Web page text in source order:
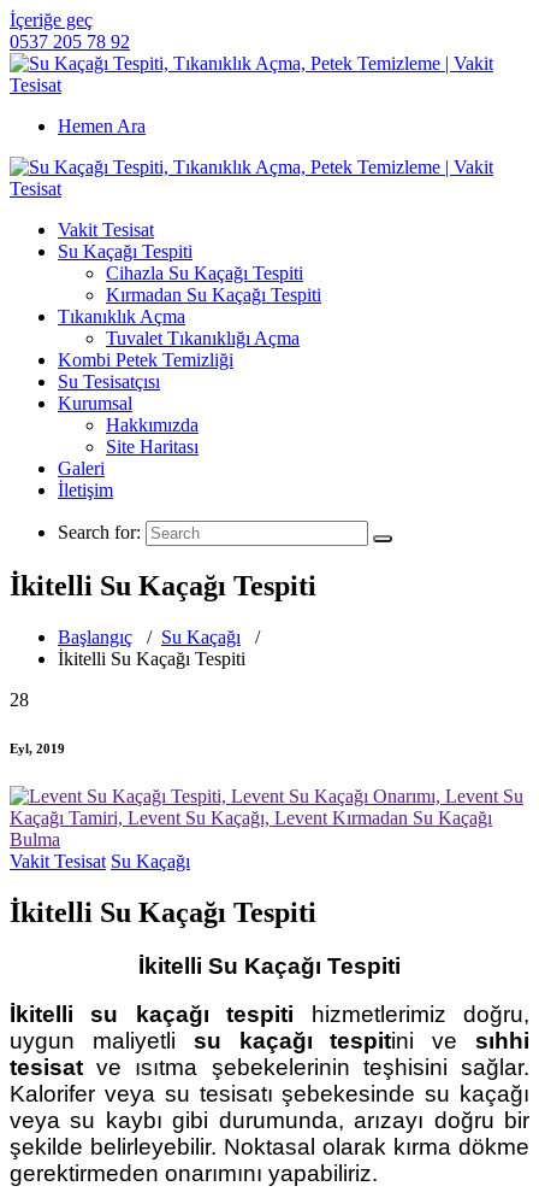
İçeriğe geç
0537 205 78 92
Hemen Ara
Vakit Tesisat
Su Kaçağı Tespiti
Cihazla Su Kaçağı Tespiti
Kırmadan Su Kaçağı Tespiti
Tıkanıklık Açma
Tuvalet Tıkanıklığı Açma
Kombi Petek Temizliği
Su Tesisatçısı
Kurumsal
Hakkımızda
Site Haritası
Galeri
İletişim
Search for:
İkitelli Su Kaçağı Tespiti
Başlangıç / Su Kaçağı /
İkitelli Su Kaçağı Tespiti
28
Eyl, 2019
Vakit Tesisat Su Kaçağı
İkitelli Su Kaçağı Tespiti
İkitelli Su Kaçağı Tespiti
İkitelli su kaçağı tespiti hizmetlerimiz doğru,
uygun maliyetli su kaçağı tespitini vesıhhi
tesisat ve ısıtma şebekelerinin teşhisini sağlar.
Kalorifer veya su tesisatı şebekesinde su kaçağı
veya su kaybı gibi durumunda, arızayı doğru bir
şekilde belirleyebilir. Noktasal olarak kırma dökme
gerektirmeden onarımını yapabiliriz.